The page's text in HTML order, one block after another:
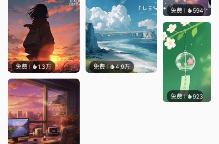
免费 1.3万 免费 4.9万
免费 5941冰茶
免费 923好看